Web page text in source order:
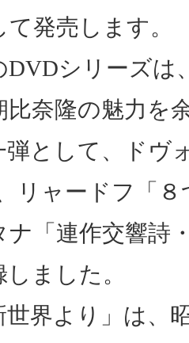
て発売します。
シリーズは
比奈隆の魅力を
として、ドヴ
リャードフ「
ナ「連作交響詩
ました。
界より」は、